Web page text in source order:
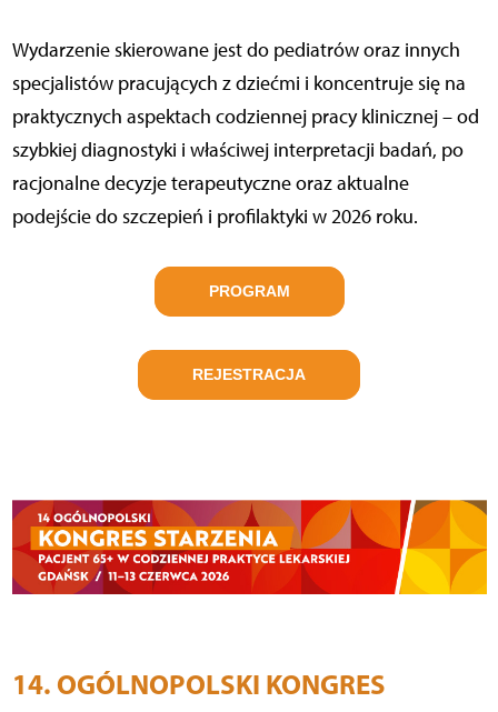
Wydarzenie skierowane jest do pediatrów oraz innych
specjalistów pracujących z dziećmi i koncentruje się na
praktycznych aspektach codziennej pracy klinicznej – od
szybkiej diagnostyki i właściwej interpretacji badań, po
racjonalne decyzje terapeutyczne oraz aktualne
podejście do szczepień i profilaktyki w 2026 roku.
PROGRAM
REJESTRACJA
14. OGÓLNOPOLSKI KONGRES